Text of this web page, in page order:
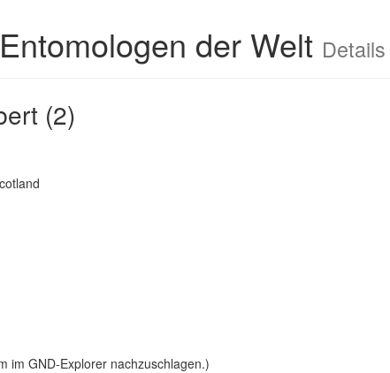
der Welt Details
(2)
im GND-Explorer nachzuschlagen.)